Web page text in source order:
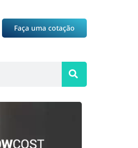
Faça uma cotação